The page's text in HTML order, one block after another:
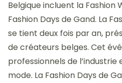
Belgique incluent la Fashion
Fashion Days de Gand. La
se tient deux fois par an,
de créateurs belges. Cet
professionnels de l’industrie
mode. La Fashion Days de